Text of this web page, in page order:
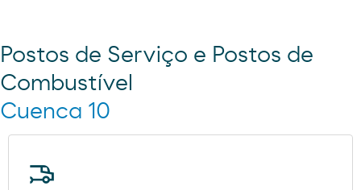
Postos de Serviço e Postos de
Combustível
Cuenca 10